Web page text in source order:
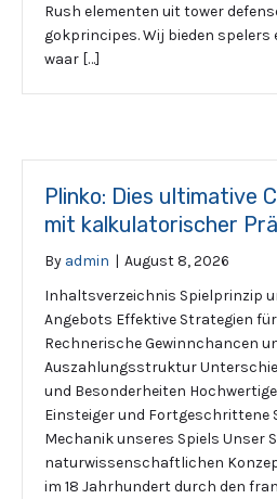
Rush elementen uit tower
gokprincipes. Wij bieden spelers
waar […]
Plinko: Dies ultimative
mit kalkulatorischer
By admin | August 8, 2026
Inhaltsverzeichnis Spielprinzip
Angebots Effektive Strategien
Rechnerische Gewinnchancen
Auszahlungsstruktur
und Besonderheiten
Einsteiger und Fortgeschrittene
Mechanik unseres Spiels Unser
naturwissenschaftlichen
im 18 Jahrhundert durch den